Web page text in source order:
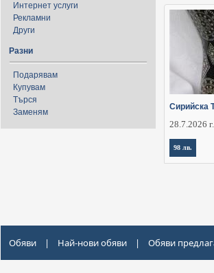
Интернет услуги
Рекламни
Други
Разни
Подарявам
Купувам
Търся
Заменям
Сирийска
28.7.2026
98 лв.
Обяви | Най-нови обяви | Обяви